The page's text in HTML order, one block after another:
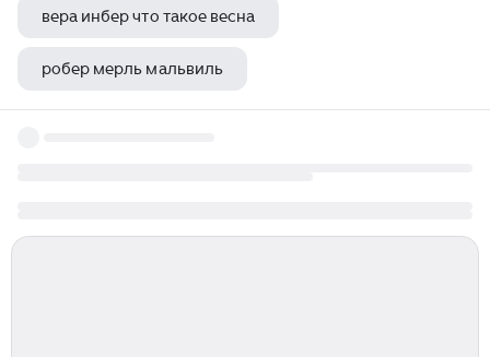
вера инбер что такое весна
робер мерль мальвиль